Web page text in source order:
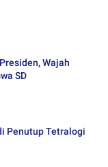
Wajah
SD
Penutup Tetralogi